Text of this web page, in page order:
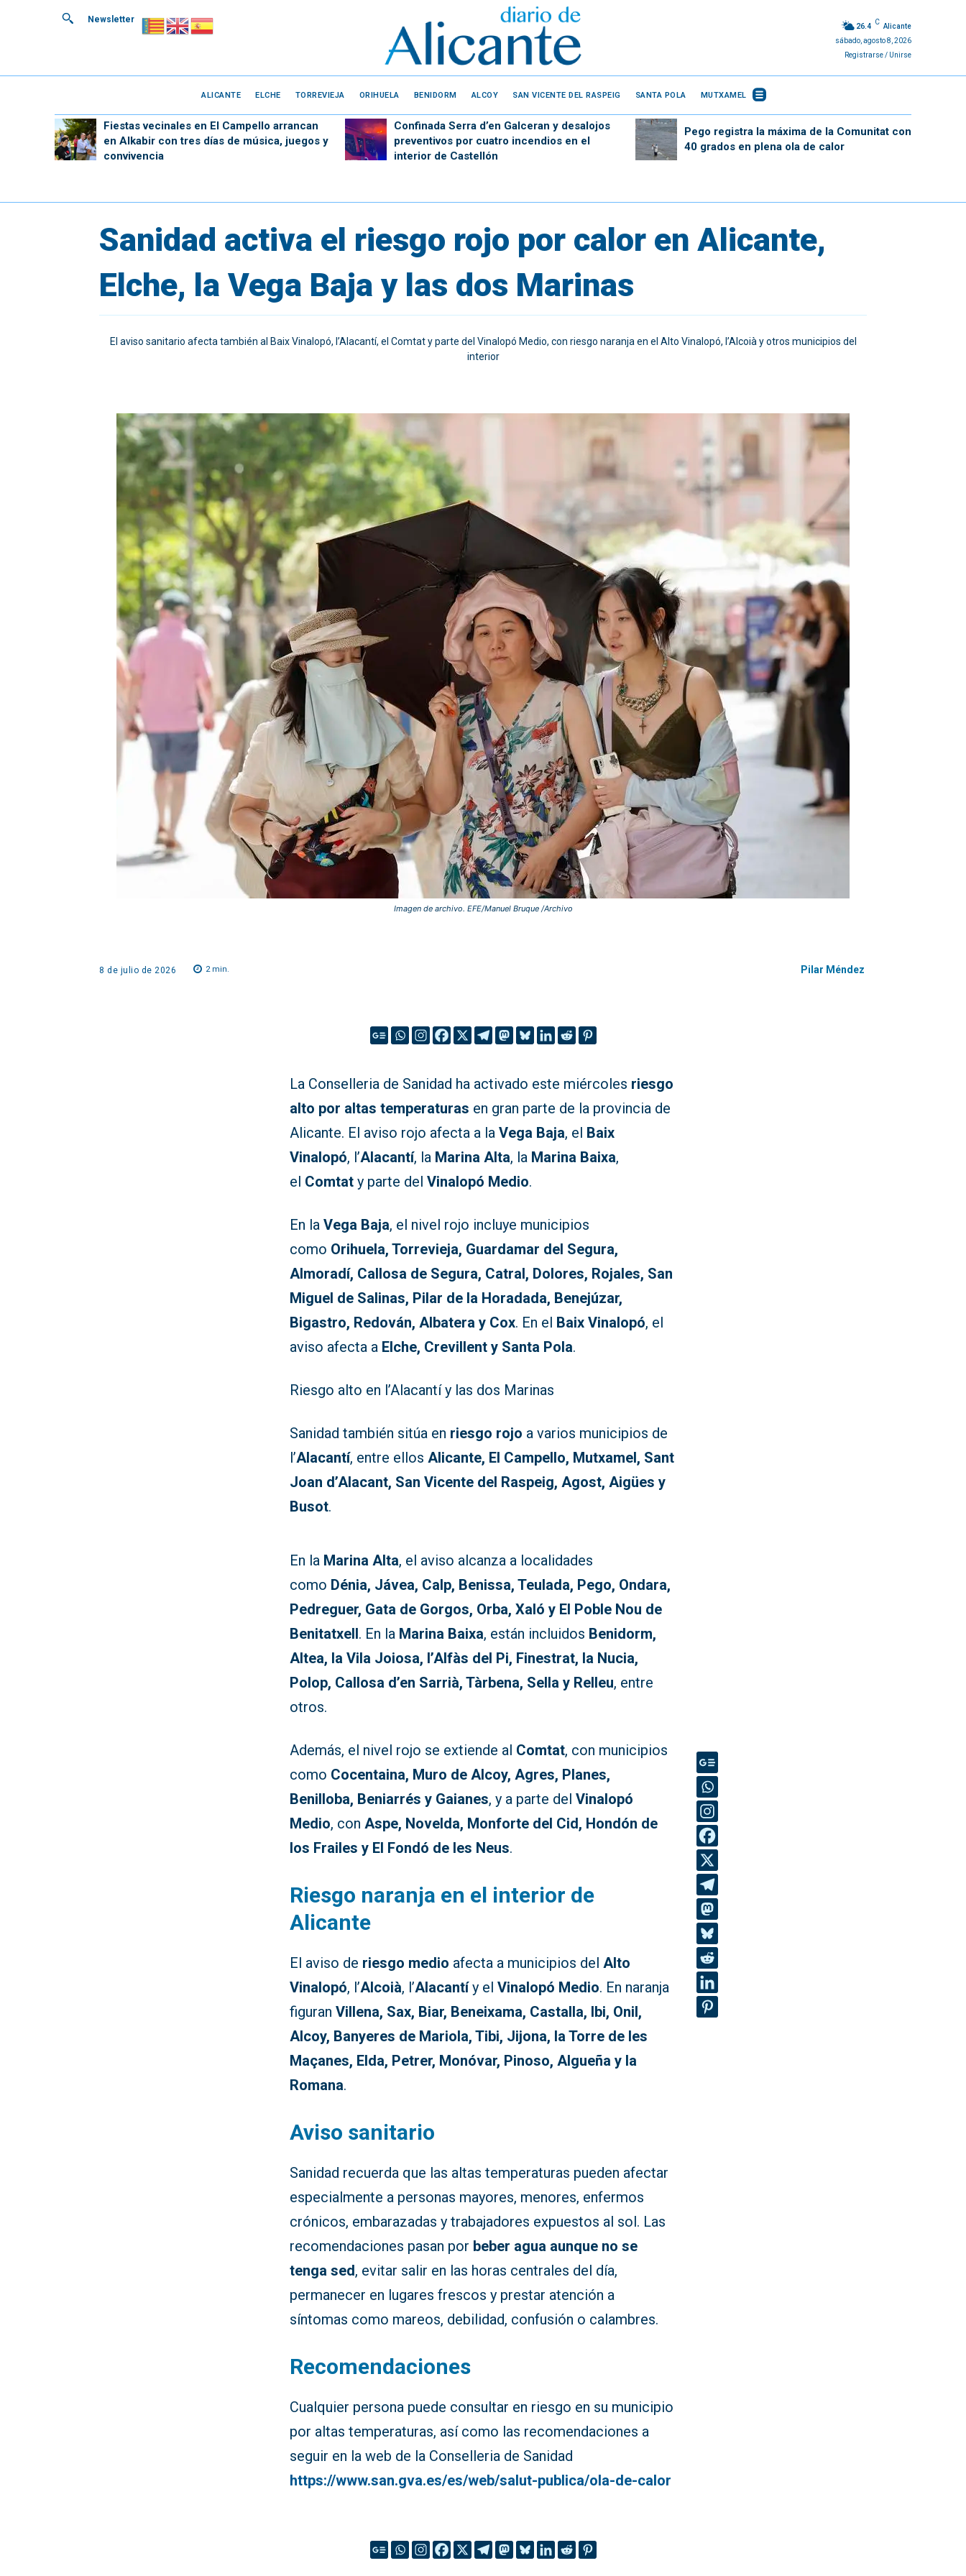
Newsletter
26.4
C
Alicante
sábado, agosto 8, 2026
Registrarse / Unirse
ALICANTE ELCHE TORREVIEJA ORIHUELA BENIDORM ALCOY SAN VICENTE DEL RASPEIG SANTA POLA MUTXAMEL
Fiestas vecinales en El Campello arrancan
en Alkabir con tres días de música, juegos y
convivencia
Confinada Serra d’en Galceran y desalojos
preventivos por cuatro incendios en el
interior de Castellón
Pego registra la máxima de la Comunitat con
40 grados en plena ola de calor
Sanidad activa el riesgo rojo por calor en Alicante,
Elche, la Vega Baja y las dos Marinas
El aviso sanitario afecta también al Baix Vinalopó, l’Alacantí, el Comtat y parte del Vinalopó Medio, con riesgo naranja en el Alto Vinalopó, l’Alcoià y otros municipios del
interior
Imagen de archivo. EFE/Manuel Bruque /Archivo
8 de julio de 2026 2min. Pilar Méndez
La Conselleria de Sanidad ha activado este miércoles riesgo
alto por altas temperaturas en gran parte de la provincia de
Alicante. El aviso rojo afecta a laVega Baja, el Baix
Vinalopó, l’Alacantí, la Marina Alta, la Marina Baixa,
el Comtat y parte delVinalopó Medio.
En laVega Baja, el nivel rojo incluye municipios
como Orihuela, Torrevieja, Guardamar del Segura,
Almoradí, Callosa de Segura, Catral, Dolores, Rojales, San
Miguel de Salinas, Pilar de la Horadada, Benejúzar,
Bigastro, Redován, Albatera y Cox. En el Baix Vinalopó, el
aviso afecta a Elche, Crevillent y Santa Pola.
Riesgo alto en l’Alacantí y las dos Marinas
Sanidad también sitúa en riesgo rojo a varios municipios de
l’Alacantí, entre ellosAlicante, El Campello, Mutxamel, Sant
Joan d’Alacant, San Vicente del Raspeig, Agost, Aigües y
Busot.
En la Marina Alta, el aviso alcanza a localidades
como Dénia, Jávea, Calp, Benissa, Teulada, Pego, Ondara,
Pedreguer, Gata de Gorgos, Orba, Xaló y El Poble Nou de
Benitatxell. En la Marina Baixa, están incluidos Benidorm,
Altea, la Vila Joiosa, l’Alfàs del Pi, Finestrat, la Nucia,
Polop, Callosa d’en Sarrià, Tàrbena, Sella y Relleu, entre
otros.
Además, el nivel rojo se extiende al Comtat, con municipios
como Cocentaina, Muro de Alcoy, Agres, Planes,
Benilloba, Beniarrés y Gaianes, y a parte delVinalopó
Medio, conAspe, Novelda, Monforte del Cid, Hondón de
los Frailes y El Fondó de les Neus.
Riesgo naranja en el interior de
Alicante
El aviso de riesgo medio afecta a municipios delAlto
Vinalopó, l’Alcoià, l’Alacantíy elVinalopó Medio. En naranja
figuranVillena, Sax, Biar, Beneixama, Castalla, Ibi, Onil,
Alcoy, Banyeres de Mariola, Tibi, Jijona, la Torre de les
Maçanes, Elda, Petrer, Monóvar, Pinoso, Algueña y la
Romana.
Aviso sanitario
Sanidad recuerda que las altas temperaturas pueden afectar
especialmente a personas mayores, menores, enfermos
crónicos, embarazadas y trabajadores expuestos al sol. Las
recomendaciones pasan por beber agua aunque no se
tenga sed, evitar salir en las horas centrales del día,
permanecer en lugares frescos y prestar atención a
síntomas como mareos, debilidad, confusión o calambres.
Recomendaciones
Cualquier persona puede consultar en riesgo en su municipio
por altas temperaturas, así como las recomendaciones a
seguir en la web de la Conselleria de Sanidad
https://www.san.gva.es/es/web/salut-publica/ola-de-calor